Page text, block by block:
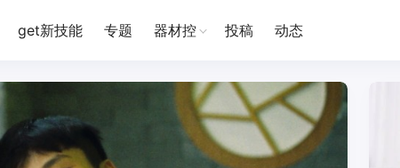
get新技能 专题 器材控 投稿 动态